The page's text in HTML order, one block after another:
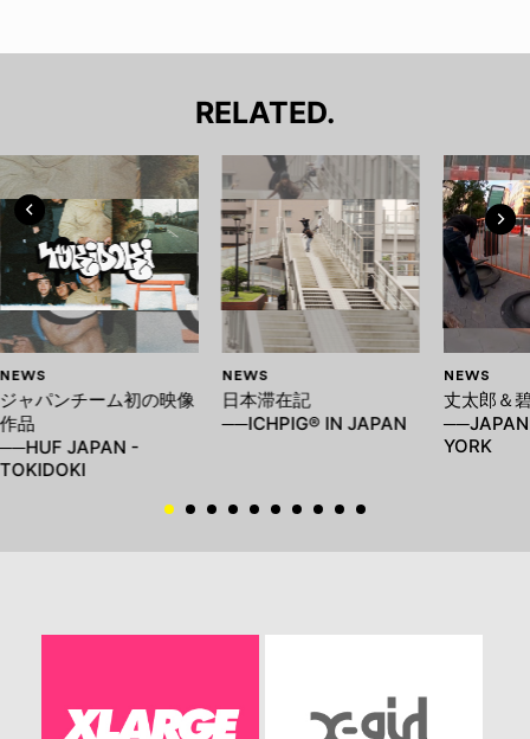
RELATED.
NEWS
ジャパンチーム初の映像
作品
──HUF JAPAN -
TOKIDOKI
NEWS
日本滞在記
──ICHPIG® IN JAPAN
NEWS
丈太郎＆
YORK